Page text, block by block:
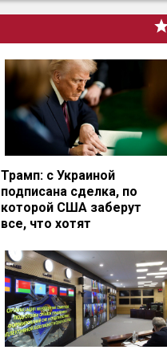
Трамп: с Украиной
подписана сделка, по
которой США заберут
все, что хотят